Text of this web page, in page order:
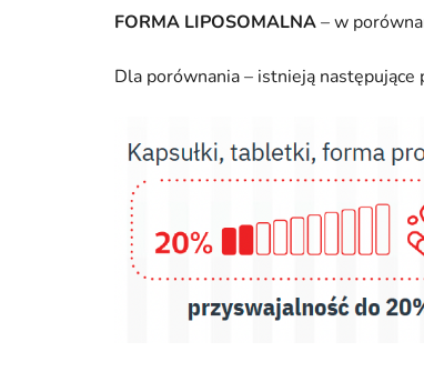
FORMA LIPOSOMALNA– w
Dla porównania – istnieją